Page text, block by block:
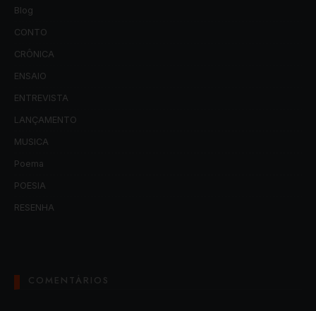
Blog
CONTO
CRÔNICA
ENSAIO
ENTREVISTA
LANÇAMENTO
MUSICA
Poema
POESIA
RESENHA
COMENTÁRIOS